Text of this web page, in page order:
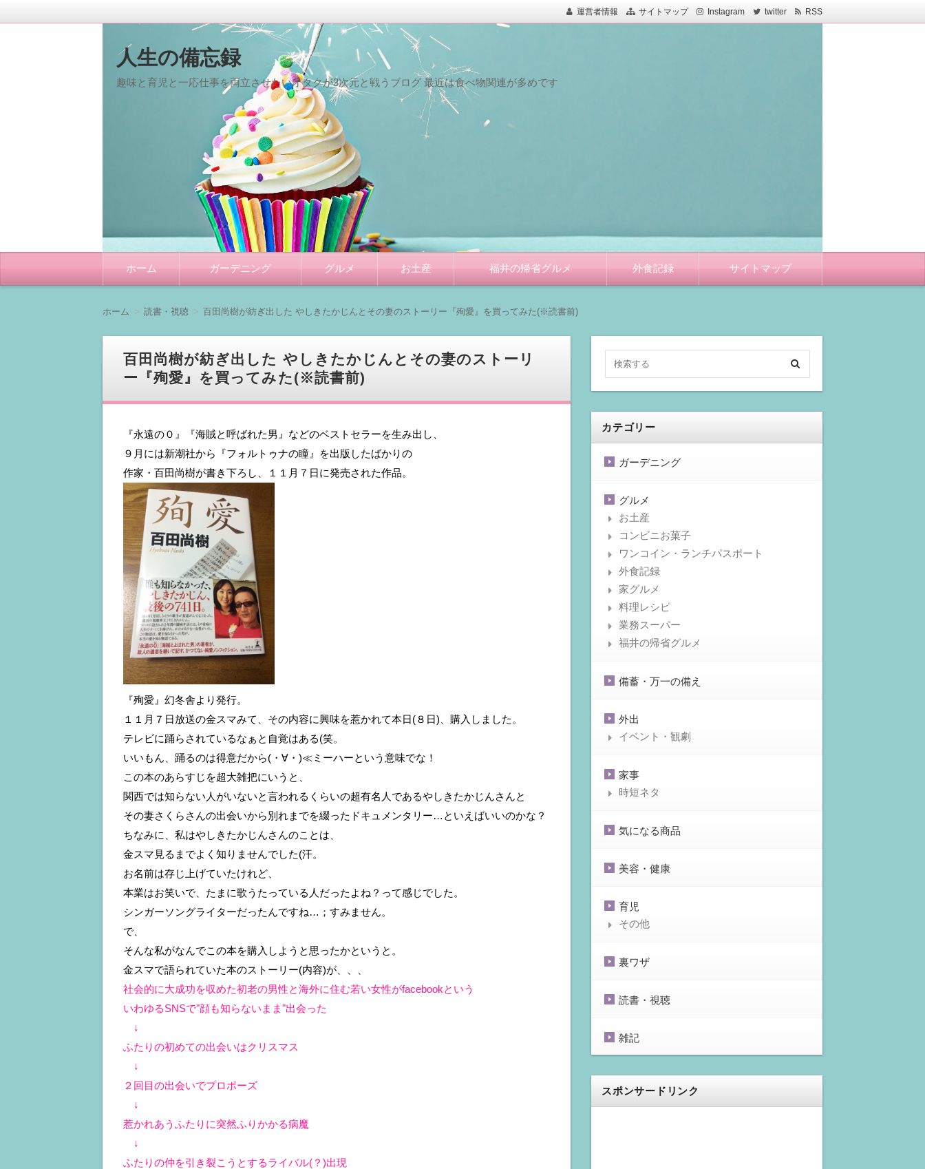
運営者情報 サイトマップ Instagram twitter RSS
人生の備忘録
趣味と育児と一応仕事を両立させたいオタクが3次元と戦うブログ 最近は食べ物関連が多めです
ホーム ガーデニング グルメ お土産 福井の帰省グルメ 外食記録 サイトマップ
ホーム 読書・視聴 百田尚樹が紡ぎ出した やしきたかじんとその妻のストーリー『殉愛』を買ってみた(※読書前)
百田尚樹が紡ぎ出した やしきたかじんとその妻のストーリ
ー『殉愛』を買ってみた(※読書前)
『永遠の０』『海賊と呼ばれた男』などのベストセラーを生み出し、
９月には新潮社から『フォルトゥナの瞳』を出版したばかりの
作家・百田尚樹が書き下ろし、１１月７日に発売された作品。
『殉愛』幻冬舎より発行。
１１月７日放送の金スマみて、その内容に興味を惹かれて本日(８日)、購入しました。
テレビに踊らされているなぁと自覚はある(笑。
いいもん、踊るのは得意だから(・∀・)≪ミーハーという意味でな！
この本のあらすじを超大雑把にいうと、
関西では知らない人がいないと言われるくらいの超有名人であるやしきたかじんさんと
その妻さくらさんの出会いから別れまでを綴ったドキュメンタリー…といえばいいのかな？
ちなみに、私はやしきたかじんさんのことは、
金スマ見るまでよく知りませんでした(汗。
お名前は存じ上げていたけれど、
本業はお笑いで、たまに歌うたっている人だったよね？って感じでした。
シンガーソングライターだったんですね…；すみません。
で、
そんな私がなんでこの本を購入しようと思ったかというと。
金スマで語られていた本のストーリー(内容)が、、、
社会的に大成功を収めた初老の男性と海外に住む若い女性がfacebookという
いわゆるSNSで"顔も知らないまま"出会った
↓
ふたりの初めての出会いはクリスマス
↓
２回目の出会いでプロポーズ
↓
惹かれあうふたりに突然ふりかかる病魔
↓
ふたりの仲を引き裂こうとするライバル(？)出現
カテゴリー
ガーデニング
グルメ
お土産
コンビニお菓子
ワンコイン・ランチパスポート
外食記録
家グルメ
料理レシピ
業務スーパー
福井の帰省グルメ
備蓄・万一の備え
外出
イベント・観劇
家事
時短ネタ
気になる商品
美容・健康
育児
その他
裏ワザ
読書・視聴
雑記
スポンサードリンク